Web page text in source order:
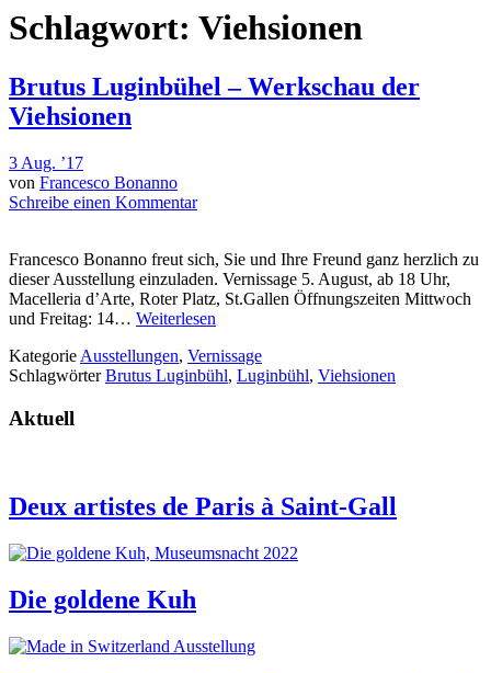
Schlagwort: Viehsionen
Brutus Luginbühel – Werkschau der
Viehsionen
3 Aug. ’17
von Francesco Bonanno
Schreibe einen Kommentar
Francesco Bonanno freut sich, Sie und Ihre Freund ganz herzlich zu
dieser Ausstellung einzuladen. Vernissage 5. August, ab 18 Uhr,
Macelleria d’Arte, Roter Platz, St.Gallen Öffnungszeiten Mittwoch
und Freitag: 14… Weiterlesen
Kategorie Ausstellungen, Vernissage
SchlagwörterBrutus Luginbühl, Luginbühl, Viehsionen
Aktuell
Deux artistes de Paris à Saint-Gall
Die goldene Kuh